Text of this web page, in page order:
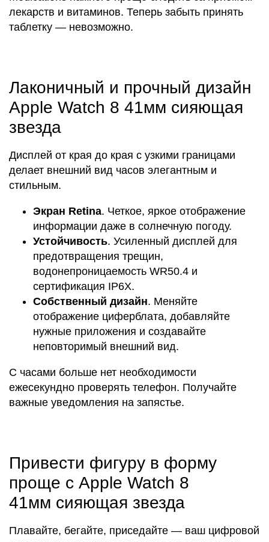
лекарств и витаминов. Теперь забыть принять
таблетку — невозможно.
Лаконичный и прочный дизайн
Apple Watch 8 41мм сияющая
звезда
Дисплей от края до края с узкими границами
делает внешний вид часов элегантным и
стильным.
Экран Retina. Четкое, яркое отображение
информации даже в солнечную погоду.
Устойчивость. Усиленный дисплей для
предотвращения трещин,
водонепроницаемость WR50.4 и
сертификация IP6X.
Собственный дизайн. Меняйте
отображение циферблата, добавляйте
нужные приложения и создавайте
неповторимый внешний вид.
С часами больше нет необходимости
ежесекундно проверять телефон. Получайте
важные уведомления на запястье.
Привести фигуру в форму
проще с Apple Watch 8
41мм сияющая звезда
Плавайте, бегайте, приседайте — ваш цифровой